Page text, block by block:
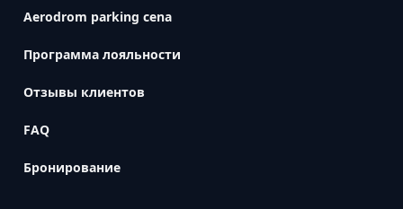
Aerodrom parking cena
Программа лояльности
Отзывы клиентов
FAQ
Бронирование